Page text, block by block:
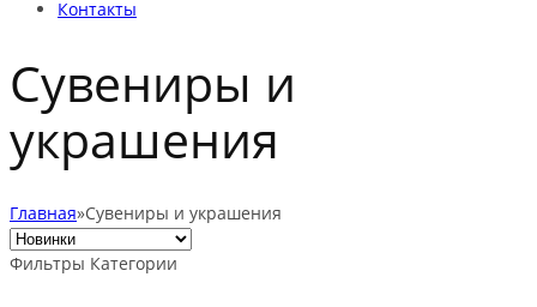
Контакты
Сувениры и
украшения
Главная»Сувениры и украшения
Фильтры Категории